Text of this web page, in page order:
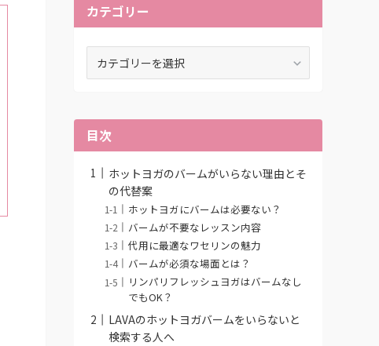
カテゴリー
ー
目次
ホットヨガのバームがいらない理由とそ
の代替案
ホットヨガにバームは必要ない？
バームが不要なレッスン内容
代用に最適なワセリンの魅力
バームが必須な場面とは？
リンパリフレッシュヨガはバームなし
でもOK？
LAVAのホットヨガバームをいらないと
検索する人へ